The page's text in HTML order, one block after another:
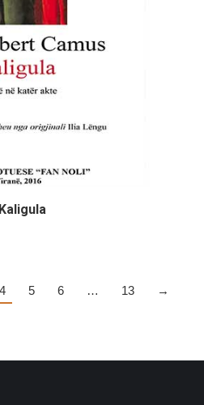
Kaligula
4 5 6 … 13 →